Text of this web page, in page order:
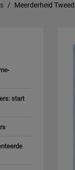
Meerderheid
start